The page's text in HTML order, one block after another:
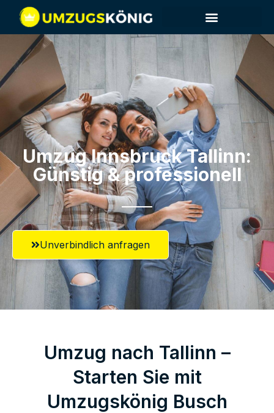
Umzug Innsbruck​ Tallinn:
Günstig & professionell​
Unverbindlich anfragen
Umzug nach Tallinn –
Starten Sie mit
Umzugskönig Busch